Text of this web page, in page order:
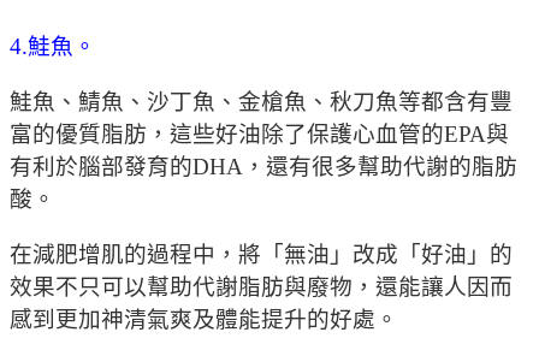
4.鮭魚。
鮭魚、鯖魚、沙丁魚、金槍魚、秋刀魚等都含有豐
富的優質脂肪，這些好油除了保護心血管的EPA與
有利於腦部發育的DHA，還有很多幫助代謝的脂肪
酸。
在減肥增肌的過程中，將「無油」改成「好油」的
效果不只可以幫助代謝脂肪與廢物，還能讓人因而
感到更加神清氣爽及體能提升的好處。